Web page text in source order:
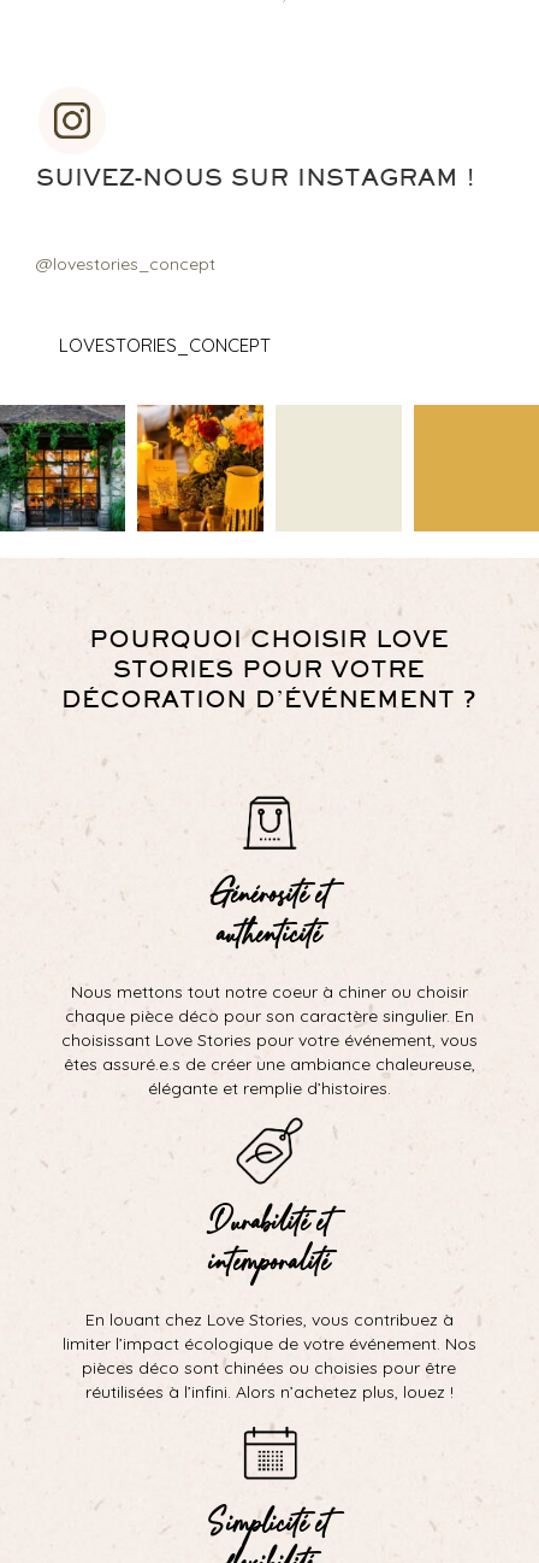
SUIVEZ-NOUS SUR INSTAGRAM !
@lovestories_concept
LOVESTORIES_CONCEPT
POURQUOI CHOISIR LOVE
STORIES POUR VOTRE
DÉCORATION D’ÉVÉNEMENT ?
Générosité et
authenticité
Nous mettons tout notre coeur à chiner ou choisir
chaque pièce déco pour son caractère singulier. En
choisissant Love Stories pour votre événement, vous
êtes assuré.e.s de créer une ambiance chaleureuse,
élégante et remplie d’histoires.
Durabilité et
intemporalité
En louant chez Love Stories, vous contribuez à
limiter l’impact écologique de votre événement. Nos
pièces déco sont chinées ou choisies pour être
réutilisées à l’infini. Alors n’achetez plus, louez !
Simplicité et